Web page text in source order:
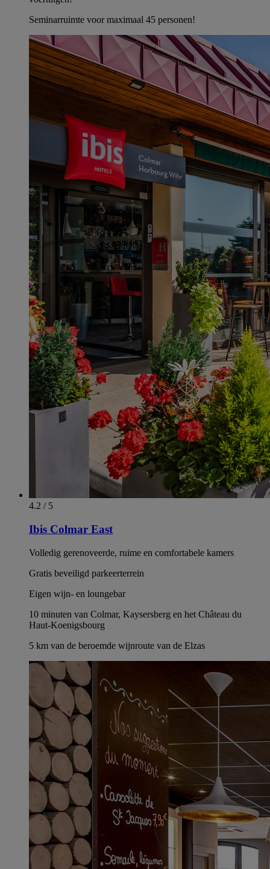
Seminarruimte voor maximaal 45 personen!
4.2 / 5
Ibis Colmar East
Volledig gerenoveerde, ruime en comfortabele kamers
Gratis beveiligd parkeerterrein
Eigen wijn- en loungebar
10 minuten van Colmar, Kaysersberg en het Château du
Haut-Koenigsbourg
5 km van de beroemde wijnroute van de Elzas